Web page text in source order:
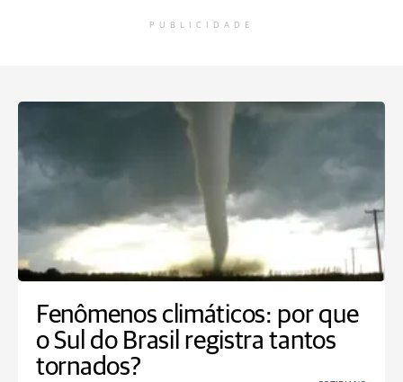
PUBLICIDADE
Fenômenos climáticos: por que
o Sul do Brasil registra tantos
tornados?